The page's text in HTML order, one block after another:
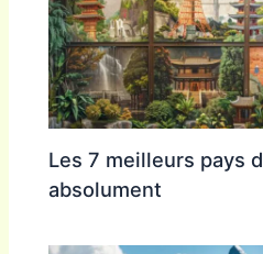
Les 7 meilleurs pays
absolument